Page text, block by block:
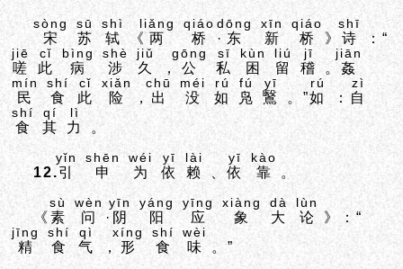
宋
sòng
苏
sū
轼
shì
《 两
liǎng
桥
qiáo
· 东
dōng
新
xīn
桥
qiáo
》 诗
shī
：“
嗟
jiē
此
cǐ
病
bìng
涉
shè
久
jiǔ
， 公
gōng
私
sī
困
kùn
留
liú
稽
jī
。姦
jiān
民
mín
食
shí
此
cǐ
险
xiǎn
， 出
chū
没
méi
如
rú
凫
fú
鷖
yī
。”如
rú
： 自
zì
食
shí
其
qí
力
lì
。
12.引
yǐn
申
shēn
为
wéi
依
yī
赖
lài
、依
yī
靠
kào
。
《 素
sù
问
wèn
· 阴
yīn
阳
yáng
应
yīng
象
xiàng
大
dà
论
lùn
》：“
精
jīng
食
shí
气
qì
， 形
xíng
食
shí
味
wèi
。”